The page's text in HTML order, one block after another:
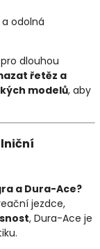
odolná
dlouhou
řetěz a
modelů, aby
a Dura-Ace?
jezdce,
, Dura-Ace je